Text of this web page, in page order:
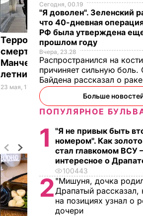
Террористом-
смертником в
Манчестере был 23-
летний Абеди
23 мая, 17.24 МИР
Сегодня, 00.19
"Я доволен". Зеленский
что 40-дневная
РФ была утверждена
прошлом году
Вчера, 23.28
Распространился на
причиняет сильную боль.
Байдена рассказал о
Больше
ПОПУЛЯРНОЕ
1
"Я не привык быть
номером". Как
стал главкомом ВСУ
интересное о
100443
2 "Мишуня, дочка
Драпатый рассказал,
на позициях узнал о
дочери